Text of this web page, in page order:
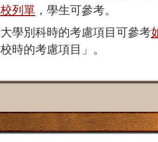
列單 ，學生可參考。
學別科時的考慮項目可參考
時的考慮項目」。